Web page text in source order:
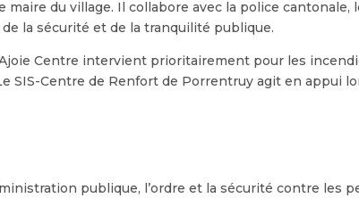
maire du village. Il collabore avec la police
la sécurité et de la tranquilité publique.
Centre intervient prioritairement pour les
SIS-Centre de Renfort de Porrentruy agit en appui
publique, l’ordre et la sécurité contre les